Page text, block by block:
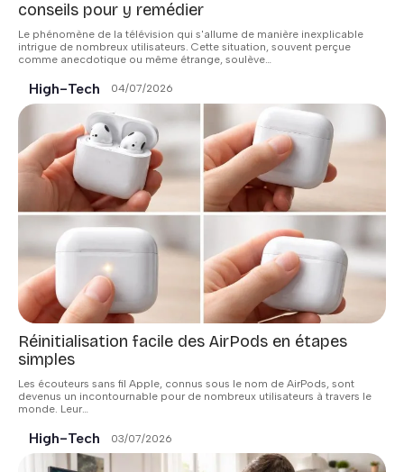
conseils pour y remédier
Le phénomène de la télévision qui s'allume de manière inexplicable
intrigue de nombreux utilisateurs. Cette situation, souvent perçue
comme anecdotique ou même étrange, soulève
High-Tech 04/07/2026
Réinitialisation facile des AirPods en étapes
simples
Les écouteurs sans fil Apple, connus sous le nom de AirPods, sont
devenus un incontournable pour de nombreux utilisateurs à travers le
monde. Leur…
High-Tech 03/07/2026